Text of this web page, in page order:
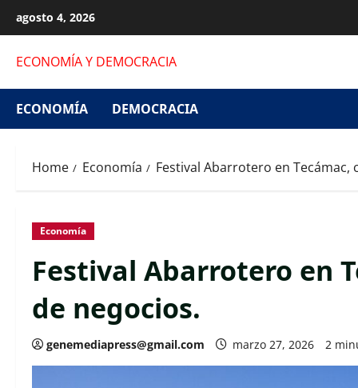
to
content
agosto 4, 2026
ECONOMÍA Y DEMOCRACIA
ECONOMÍA DEMOCRACIA
Home Economía Festival Abarrotero en
Economía
Festival Abarrotero en
de negocios.
genemediapress@gmail.com marzo 27, 2026 2